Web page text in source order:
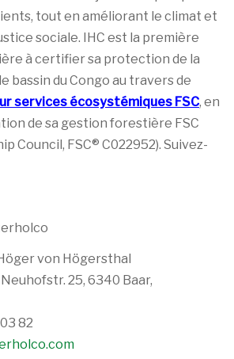
tout en améliorant le climat et
sociale. IHC est la première
à certifier sa protection de la
bassin du Congo au travers de
services écosystémiques FSC, en
de sa gestion forestière FSC
Council, FSC® C022952). Suivez-
von Högersthal
Neuhofstr. 25, 6340 Baar,
82